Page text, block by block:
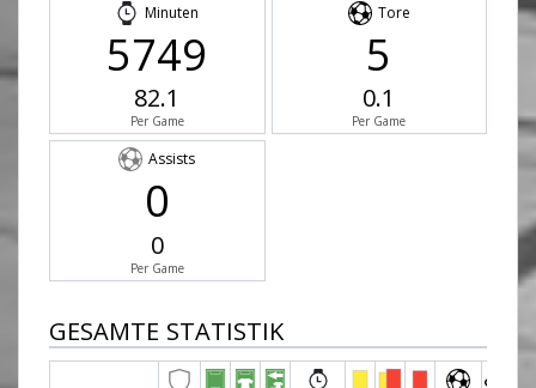
Minuten
5749
82.1
Per Game
Tore
5
0.1
Per Game
Assists
0
0
Per Game
GESAMTE STATISTIK